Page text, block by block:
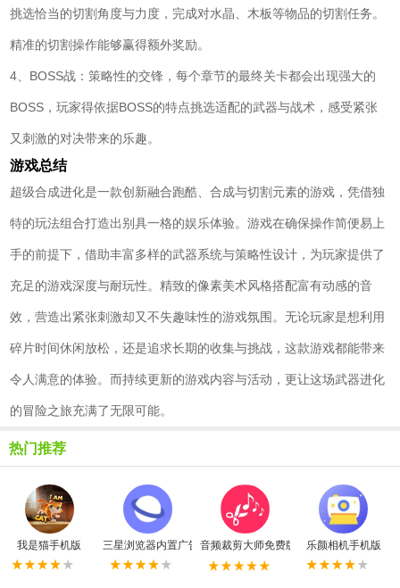
挑选恰当的切割角度与力度，完成对水晶、木板等物品的切割任务。
精准的切割操作能够赢得额外奖励。
4、BOSS战：策略性的交锋，每个章节的最终关卡都会出现强大的
BOSS，玩家得依据BOSS的特点挑选适配的武器与战术，感受紧张
又刺激的对决带来的乐趣。
游戏总结
超级合成进化是一款创新融合跑酷、合成与切割元素的游戏，凭借独
特的玩法组合打造出别具一格的娱乐体验。游戏在确保操作简便易上
手的前提下，借助丰富多样的武器系统与策略性设计，为玩家提供了
充足的游戏深度与耐玩性。精致的像素美术风格搭配富有动感的音
效，营造出紧张刺激却又不失趣味性的游戏氛围。无论玩家是想利用
碎片时间休闲放松，还是追求长期的收集与挑战，这款游戏都能带来
令人满意的体验。而持续更新的游戏内容与活动，更让这场武器进化
的冒险之旅充满了无限可能。
热门推荐
我是猫手机版 三星浏览器内置广告拦截器最新版
音频裁剪大师免费版 乐颜相机手机版